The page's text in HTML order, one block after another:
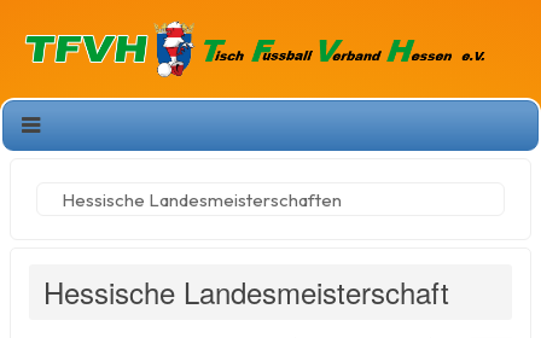
Hessische Landesmeisterschaften
Hessische Landesmeisterschaft